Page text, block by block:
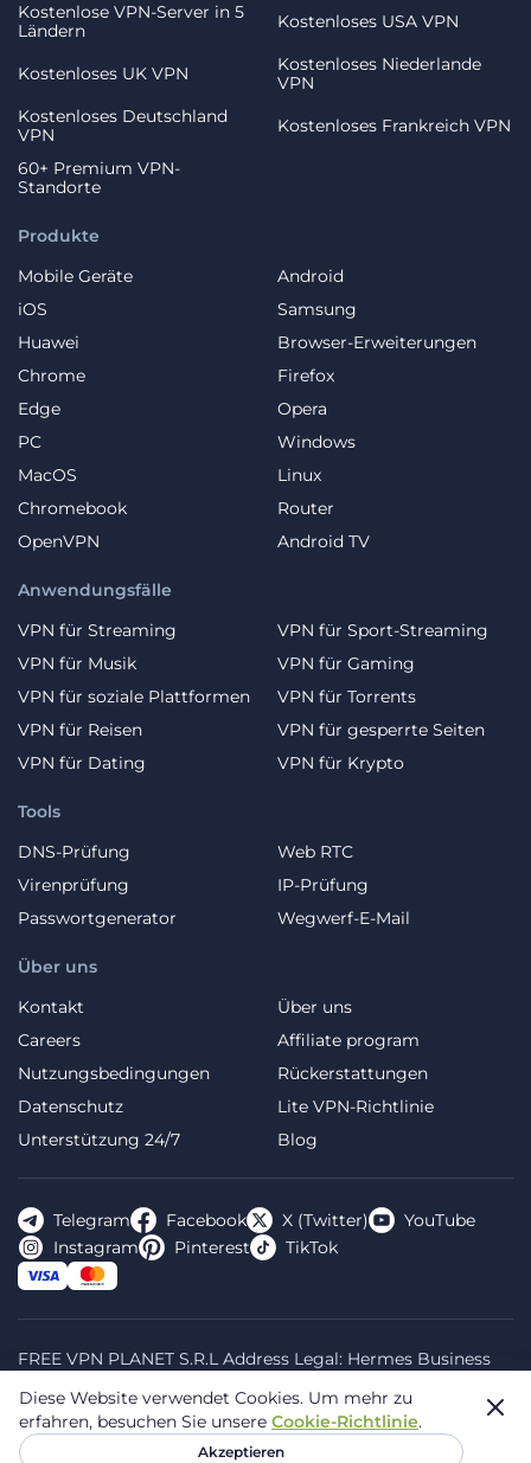
Produkte
Mobile Geräte
Android
iOS
Samsung
Huawei
Browser-Erweiterungen
Chrome
Firefox
Edge
Opera
PC
Windows
MacOS
Linux
Chromebook
Router
OpenVPN
Android TV
Anwendungsfälle
VPN für Streaming
VPN für Sport-Streaming
VPN für Musik
VPN für Gaming
VPN für soziale Plattformen
VPN für Torrents
VPN für Reisen
VPN für gesperrte Seiten
VPN für Dating
VPN für Krypto
Über uns
Kontakt
Über uns
Careers
Affiliate program
Nutzungsbedingungen
Rückerstattungen
Datenschutz
Lite VPN-Richtlinie
Unterstützung 24/7
Blog
Kostenlose VPN-Server in 5
Ländern
Kostenloses USA VPN
Kostenloses UK VPN
Kostenloses Niederlande
VPN
Kostenloses Deutschland
VPN
Kostenloses Frankreich VPN
60+ Premium VPN-
Standorte
Tools
DNS-Prüfung
Web RTC
Virenprüfung
IP-Prüfung
Passwortgenerator
Wegwerf-E-Mail
Telegram Facebook X (Twitter)
YouTube
Instagram
Pinterest TikTok
FREE VPN PLANET S.R.L Address Legal: Hermes Business
Bucharest, Romania, 020335. Reg.N, 44667783
© 2026 Planet VPN. Alle Rechte vorbehalten.
Diese Website verwendet Cookies. Um mehr zu
erfahren, besuchen Sie unsere Cookie-Richtlinie.
Akzeptieren